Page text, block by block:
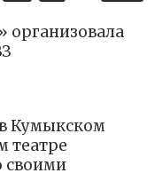
организовала
Кумыкском
театре
своими